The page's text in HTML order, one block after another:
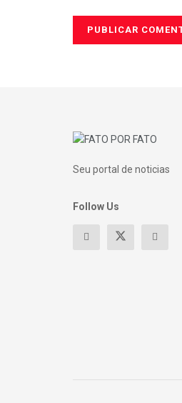
Seu portal de noticias
Follow Us